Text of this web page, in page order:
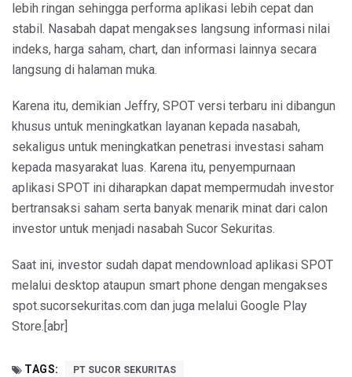
lebih ringan sehingga performa aplikasi lebih cepat dan
stabil. Nasabah dapat mengakses langsung informasi nilai
indeks, harga saham, chart, dan informasi lainnya secara
langsung di halaman muka.
Karena itu, demikian Jeffry, SPOT versi terbaru ini dibangun
khusus untuk meningkatkan layanan kepada nasabah,
sekaligus untuk meningkatkan penetrasi investasi saham
kepada masyarakat luas. Karena itu, penyempurnaan
aplikasi SPOT ini diharapkan dapat mempermudah investor
bertransaksi saham serta banyak menarik minat dari calon
investor untuk menjadi nasabah Sucor Sekuritas.
Saat ini, investor sudah dapat mendownload aplikasi SPOT
melalui desktop ataupun smart phone dengan mengakses
spot.sucorsekuritas.com dan juga melalui Google Play
Store.[abr]
TAGS: PT SUCOR SEKURITAS